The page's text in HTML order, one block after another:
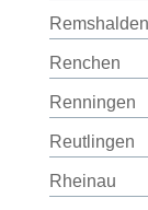
Remshalden
Renchen
Renningen
Reutlingen
Rheinau